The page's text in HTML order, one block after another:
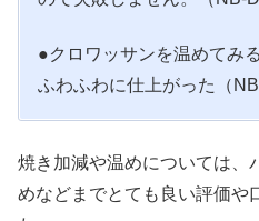
●クロワッサンを温めてみ
ふわふわに仕上がった（
焼き加減や温めについては、
めなどまでとても良い評価や